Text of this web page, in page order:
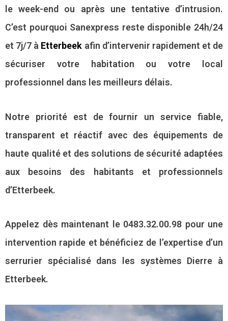
le week-end ou après une tentative d’intrusion.
C’est pourquoi Sanexpress reste disponible 24h/24
et 7j/7 à Etterbeek afin d’intervenir rapidement et de
sécuriser votre habitation ou votre local
professionnel dans les meilleurs délais.
Notre priorité est de fournir un service fiable,
transparent et réactif avec des équipements de
haute qualité et des solutions de sécurité adaptées
aux besoins des habitants et professionnels
d’Etterbeek.
Appelez dès maintenant le 0483.32.00.98 pour une
intervention rapide et bénéficiez de l’expertise d’un
serrurier spécialisé dans les systèmes Dierre à
Etterbeek.